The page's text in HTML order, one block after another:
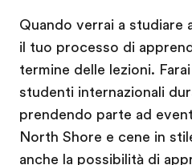
Quando verrai a studiare
il tuo processo di
termine delle lezioni.
studenti internazionali
prendendo parte ad
North Shore e cene in
anche la possibilità di